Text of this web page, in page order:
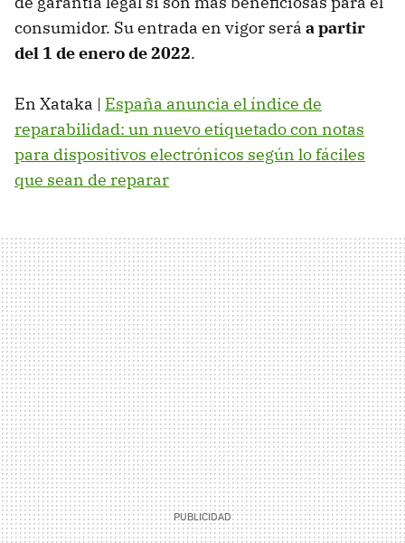
consumidor. Su entrada en vigor será a partir
del 1 de enero de 2022.
En Xataka | España anuncia el índice de
reparabilidad: un nuevo etiquetado con notas
para dispositivos electrónicos según lo fáciles
que sean de reparar